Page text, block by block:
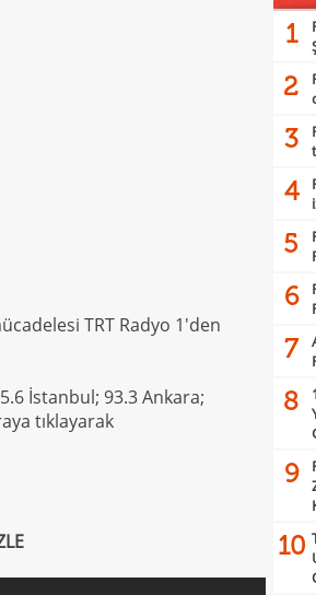
TRT Radyo 1'den
İstanbul; 93.3 Ankara;
tıklayarak
1
2
3
4
5
6
7
8
9
10